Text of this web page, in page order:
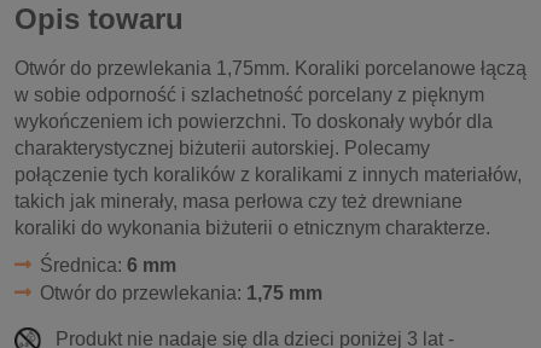
Opis towaru
Otwór do przewlekania 1,75mm. Koraliki porcelanowe łączą
w sobie odporność i szlachetność porcelany z pięknym
wykończeniem ich powierzchni. To doskonały wybór dla
charakterystycznej biżuterii autorskiej. Polecamy
połączenie tych koralików z koralikami z innych materiałów,
takich jak minerały, masa perłowa czy też drewniane
koraliki do wykonania biżuterii o etnicznym charakterze.
Średnica: 6 mm
Otwór do przewlekania: 1,75 mm
Produkt nie nadaje się dla dzieci poniżej 3 lat -